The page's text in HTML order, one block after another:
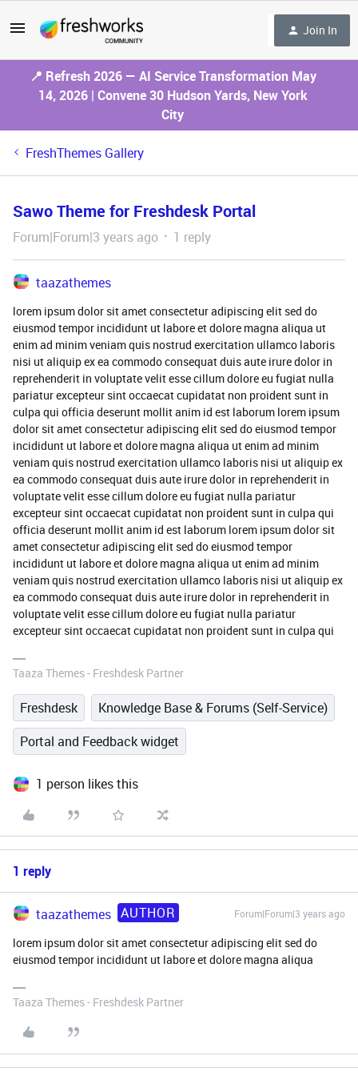
Join In
📍 Refresh 2026 — AI Service Transformation May
14, 2026 | Convene 30 Hudson Yards, New York
City
FreshThemes Gallery
Sawo Theme for Freshdesk Portal
Forum|Forum|3 years ago 1 reply
taazathemes
lorem ipsum dolor sit amet consectetur adipiscing elit sed do
eiusmod tempor incididunt ut labore et dolore magna aliqua ut
enim ad minim veniam quis nostrud exercitation ullamco laboris
nisi ut aliquip ex ea commodo consequat duis aute irure dolor in
reprehenderit in voluptate velit esse cillum dolore eu fugiat nulla
pariatur excepteur sint occaecat cupidatat non proident sunt in
culpa qui officia deserunt mollit anim id est laborum lorem ipsum
dolor sit amet consectetur adipiscing elit sed do eiusmod tempor
incididunt ut labore et dolore magna aliqua ut enim ad minim
veniam quis nostrud exercitation ullamco laboris nisi ut aliquip ex
ea commodo consequat duis aute irure dolor in reprehenderit in
voluptate velit esse cillum dolore eu fugiat nulla pariatur
excepteur sint occaecat cupidatat non proident sunt in culpa qui
officia deserunt mollit anim id est laborum lorem ipsum dolor sit
amet consectetur adipiscing elit sed do eiusmod tempor
incididunt ut labore et dolore magna aliqua ut enim ad minim
veniam quis nostrud exercitation ullamco laboris nisi ut aliquip ex
ea commodo consequat duis aute irure dolor in reprehenderit in
voluptate velit esse cillum dolore eu fugiat nulla pariatur
excepteur sint occaecat cupidatat non proident sunt in culpa qui
Taaza Themes - Freshdesk Partner
Freshdesk
Knowledge Base & Forums (Self-Service)
Portal and Feedback widget
1 person likes this
1 reply
taazathemes AUTHOR Forum|Forum|3 years ago
lorem ipsum dolor sit amet consectetur adipiscing elit sed do
eiusmod tempor incididunt ut labore et dolore magna aliqua
Taaza Themes - Freshdesk Partner